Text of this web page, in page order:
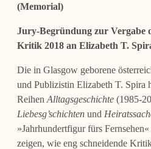
(Memorial)
Jury-Begründung zur Vergabe
Kritik 2018 an Elizabeth T.
Die in Glasgow geborene
und Publizistin Elizabeth T. Spira
Reihen Alltagsgeschichte (1985-
Liebesg’schichten und
»Jahrhundertfigur fürs
zeigen, wie eng schneidende